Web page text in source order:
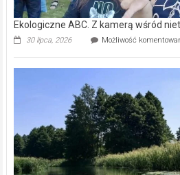
Ekologiczne ABC. Z kamerą wśród
30 lipca, 2026 Możliwość